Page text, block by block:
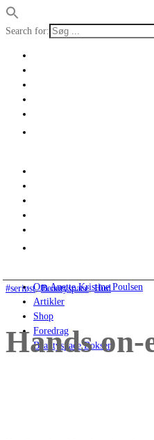
Search for:
Om Anette Kristine Poulsen
Artikler
Shop
Foredrag
Beautyspace Boksen
#seriøst,Beautyspace,Hud
Hands